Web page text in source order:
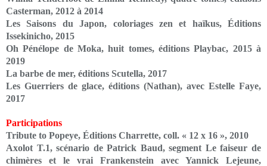
Casterman, 2012 à 2014
Les Saisons du Japon, coloriages zen et haïkus, Éditions
Issekinicho, 2015
Oh Pénélope de Moka, huit tomes, éditions Playbac, 2015 à
2019
La barbe de mer, éditions Scutella, 2017
Les Guerriers de glace, éditions (Nathan), avec Estelle Faye,
2017
Participations
Tribute to Popeye, Éditions Charrette, coll. « 12 x 16 », 2010
Axolot T.1, scénario de Patrick Baud, segment Le faiseur de
chimères et le vrai Frankenstein avec Yannick Lejeune,